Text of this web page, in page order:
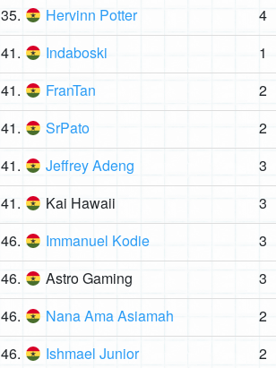
35. Hervinn Potter 4
41. Indaboski 1
41. FranTan 2
41. SrPato 2
41. Jeffrey Adeng 3
41. Kai Hawaii 3
46. Immanuel Kodie 3
46. Astro Gaming 3
46. Nana Ama Asiamah 2
46. Ishmael Junior 2